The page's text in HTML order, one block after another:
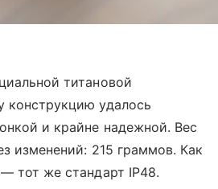
титановой
конструкцию удалось
и крайне надежной. Вес
изменений: 215 граммов. Как
тот же стандарт IP48.